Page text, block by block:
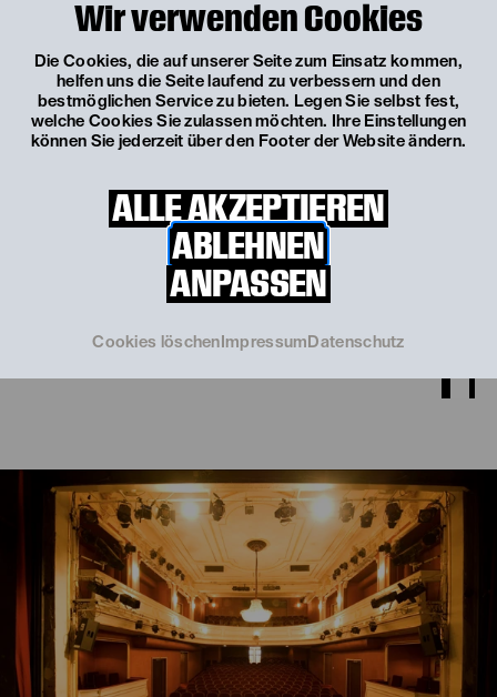
Wir verwenden Cookies
Die Cookies, die auf unserer Seite zum Einsatz kommen,
helfen uns die Seite laufend zu verbessern und den
bestmöglichen Service zu bieten. Legen Sie selbst fest,
welche Cookies Sie zulassen möchten. Ihre Einstellungen
können Sie jederzeit über den Footer der Website ändern.
ALLE AKZEPTIEREN
ABLEHNEN
ANPASSEN
Cookies löschen Impressum Datenschutz
© Alexi Pelekanos